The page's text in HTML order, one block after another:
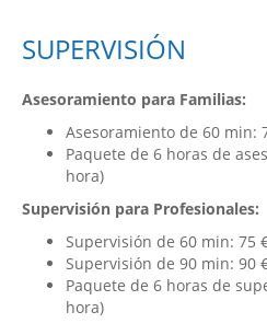
SUPERVISIÓN
Asesoramiento para Familias:
Asesoramiento de 60 min:
Paquete de 6 horas de
hora)
Supervisión para Profesionales:
Supervisión de 60 min: 75
Supervisión de 90 min: 90
Paquete de 6 horas de
hora)